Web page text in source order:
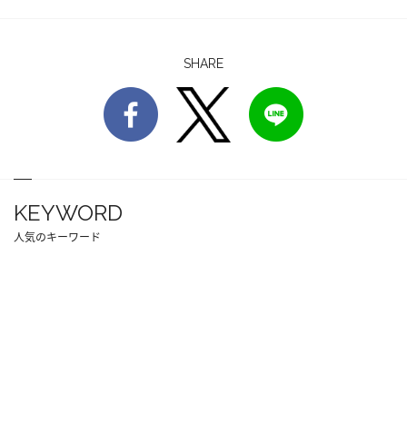
SHARE
KEYWORD
人気のキーワード